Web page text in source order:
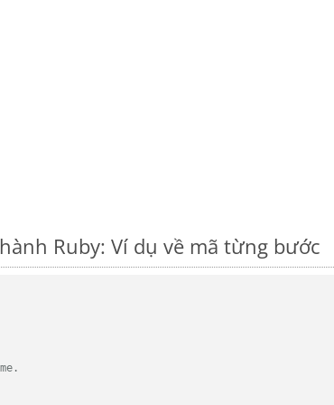
Ruby: Ví dụ về mã từng bước